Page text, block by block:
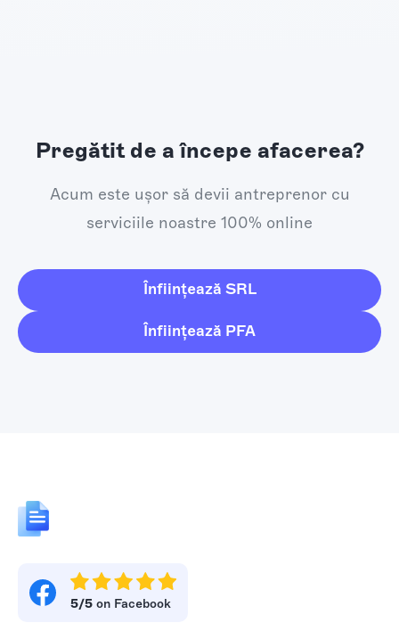
Pregătit de a începe afacerea?
Acum este ușor să devii antreprenor cu
serviciile noastre 100% online
Înființează SRL
Înființează PFA
5/5 on Facebook